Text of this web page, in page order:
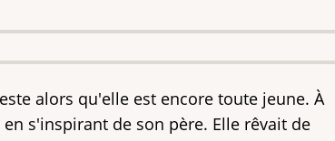
alors qu'elle est encore toute jeune. À
s'inspirant de son père. Elle rêvait de